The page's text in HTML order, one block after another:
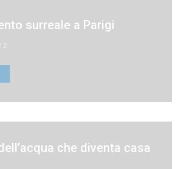
surreale a Parigi
che diventa casa